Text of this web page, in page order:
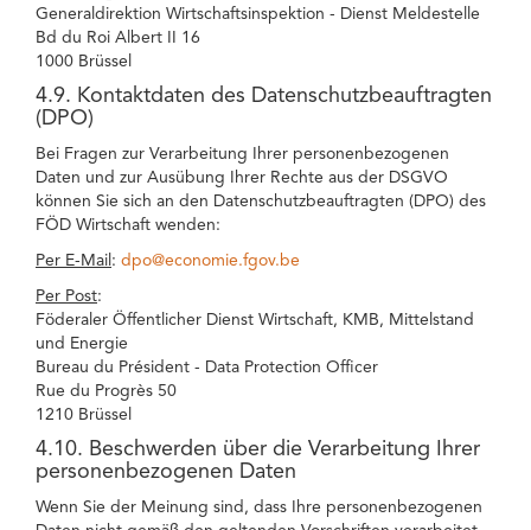
Generaldirektion Wirtschaftsinspektion - Dienst Meldestelle
Bd du Roi Albert II 16
1000 Brüssel
4.9. Kontaktdaten des Datenschutzbeauftragten
(DPO)
Bei Fragen zur Verarbeitung Ihrer personenbezogenen
Daten und zur Ausübung Ihrer Rechte aus der DSGVO
können Sie sich an den Datenschutzbeauftragten (DPO) des
FÖD Wirtschaft wenden:
Per E-Mail : dpo@economie.fgov.be
Per Post:
Föderaler Öffentlicher Dienst Wirtschaft, KMB, Mittelstand
und Energie
Bureau du Président - Data Protection Officer
Rue du Progrès 50
1210 Brüssel
4.10. Beschwerden über die Verarbeitung Ihrer
personenbezogenen Daten
Wenn Sie der Meinung sind, dass Ihre personenbezogenen